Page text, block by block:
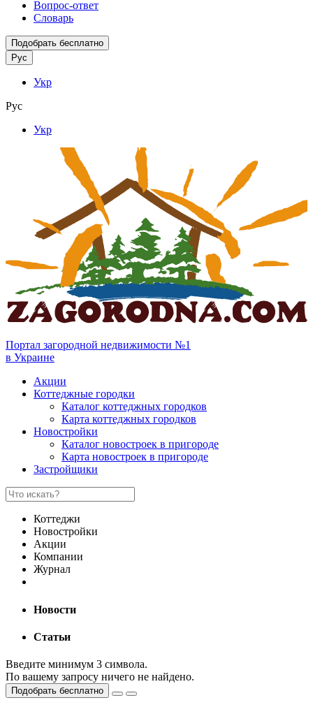
Вопрос-ответ
Словарь
Подобрать бесплатно
Рус
Укр
Рус
Укр
Портал загородной недвижимости №1
в Украине
Акции
Коттеджные городки
Каталог коттеджных городков
Карта коттеджных городков
Новостройки
Каталог новостроек в пригороде
Карта новостроек в пригороде
Застройщики
Коттеджи
Новостройки
Акции
Компании
Журнал
Новости
Статьи
Введите минимум 3 символа.
По вашему запросу ничего не найдено.
Подобрать бесплатно